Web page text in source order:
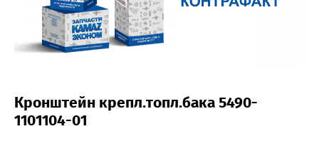
Кронштейн крепл.топл.бака 5490-
1101104-01